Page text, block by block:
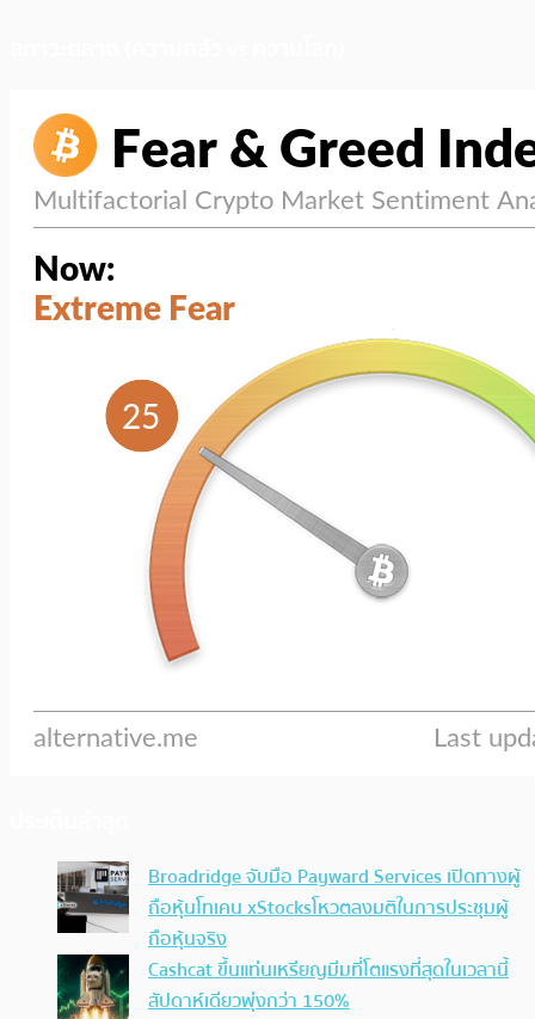
Broadridge จับมือ Payward Services เปิดทางผู้
ถือหุ้นโทเคน xStocksโหวตลงมติในการประชุมผู้
ถือหุ้นจริง
Cashcat ขึ้นแท่นเหรียญมีมที่โตแรงที่สุดในเวลานี้
สัปดาห์เดียวพุ่งกว่า 150%